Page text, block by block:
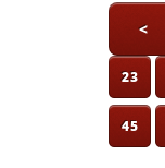
<
23
45